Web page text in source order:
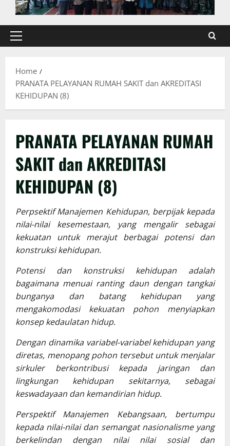
Primary
Home
PRANATA PELAYANAN RUMAH SAKIT dan AKREDITASI
KEHIDUPAN (8)
PRANATA PELAYANAN RUMAH
SAKIT dan AKREDITASI
KEHIDUPAN (8)
Perpsektif Manajemen Kehidupan, berpijak kepada
nilai-nilai kesemestaan, yang mengalir sebagai
kekuatan untuk merajut berbagai potensi dan
konstruksi kehidupan.
Potensi dan konstruksi kehidupan adalah
bagaimana menuai ranting daun dengan tangkai
bunganya dan batang kehidupan yang
mengakomodasi kekuatan pohon menyiapkan
konsep kedaulatan hidup.
Dengan dinamika variabel-variabel kehidupan yang
diretas, menopang pohon tersebut untuk menjalar
sirkuler berkontribusi kepada jaringan dan
lingkungan kehidupan sekitarnya, sebagai
keswadayaan dan kemandirian hidup.
Perspektif Manajemen Kebangsaan, bertumpu
kepada nilai-nilai dan semangat nasionalisme yang
berkelindan dengan nilai nilai sosial dan